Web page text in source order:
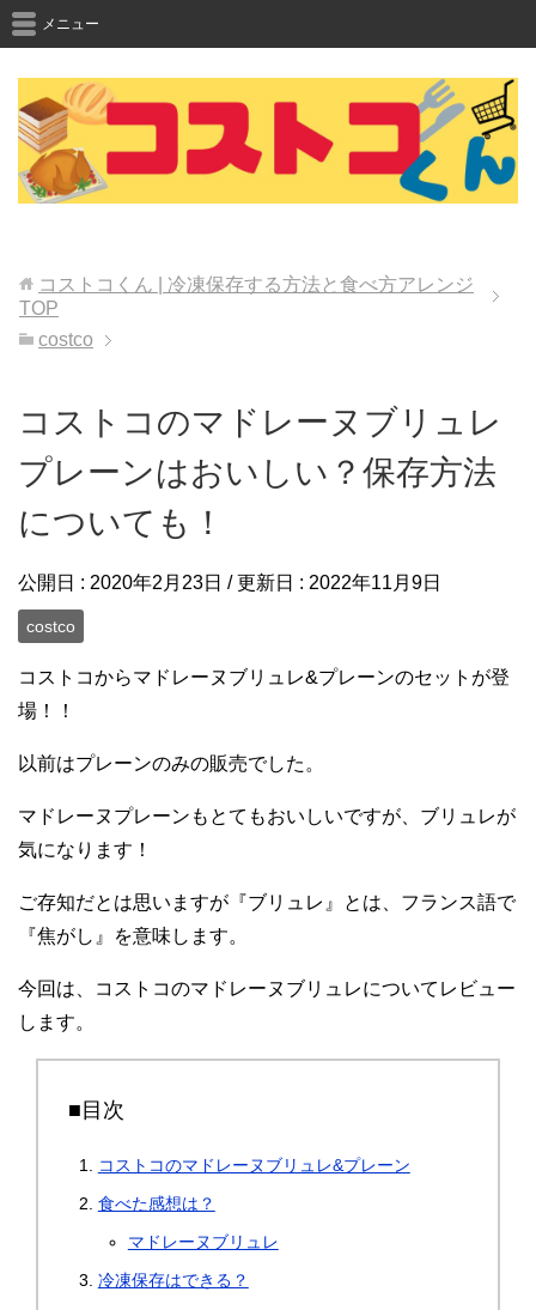
メニュー
コストコくん | 冷凍保存する方法と食べ方アレンジ
TOP
costco
コストコのマドレーヌブリュレ
プレーンはおいしい？保存方法
についても！
公開日 : 2020年2月23日 / 更新日 : 2022年11月9日
costco
コストコからマドレーヌブリュレ&プレーンのセットが登
場！！
以前はプレーンのみの販売でした。
マドレーヌプレーンもとてもおいしいですが、ブリュレが
気になります！
ご存知だとは思いますが『ブリュレ』とは、フランス語で
『焦がし』を意味します。
今回は、コストコのマドレーヌブリュレについてレビュー
します。
■目次
コストコのマドレーヌブリュレ&プレーン
食べた感想は？
マドレーヌブリュレ
冷凍保存はできる？